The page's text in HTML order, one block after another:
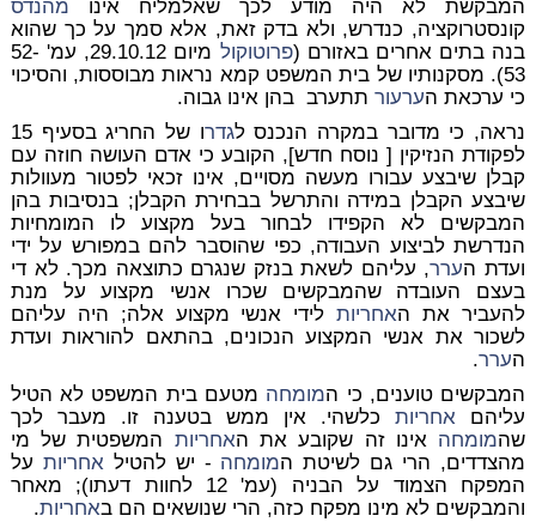
המבקשת לא היה מודע לכך שאלמליח אינו מהנדס
קונסטרוקציה, כנדרש, ולא בדק זאת, אלא סמך על כך שהוא
בנה בתים אחרים באזורם (פרוטוקול
מיום 29.10.12, עמ' 52-
53). מסקנותיו של בית המשפט קמא נראות מבוססות, והסיכוי
כי ערכאת הערעורתתערב בהן אינו גבוה.
נראה, כי מדובר במקרה הנכנס לגדר
ו של החריג בסעיף 15
לפקודת הנזיקין [ נוסח חדש], הקובע כי אדם העושה חוזה עם
קבלן שיבצע עבורו מעשה מסויים, אינו זכאי לפטור מעוולות
שיבצע הקבלן במידה והתרשל בבחירת הקבלן; בנסיבות בהן
המבקשים לא הקפידו לבחור בעל מקצוע לו המומחיות
הנדרשת לביצוע העבודה, כפי שהוסבר להם במפורש על ידי
ועדת הערר, עליהם לשאת בנזק שנגרם כתוצאה מכך. לא די
בעצם העובדה שהמבקשים שכרו אנשי מקצוע על מנת
להעביר את האחריותלידי אנשי מקצוע אלה; היה עליהם
לשכור את אנשי המקצוע הנכונים, בהתאם להוראות ועדת
הערר.
המבקשים טוענים, כי המומחה מטעם בית המשפט לא הטיל
עליהם אחריותכלשהי. אין ממש בטענה זו. מעבר לכך
שהמומחה אינו זה שקובע את האחריות המשפטית של מי
מהצדדים, הרי גם לשיטת המומחה - יש להטיל אחריות על
המפקח הצמוד על הבניה (עמ' 12 לחוות דעתו); מאחר
והמבקשים לא מינו מפקח כזה, הרי שנושאים הם באחריות.